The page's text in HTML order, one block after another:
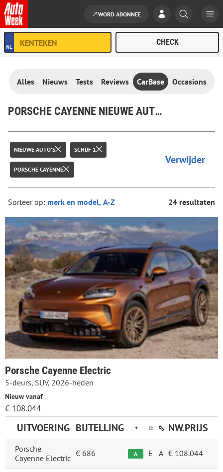
Ga naar de inhoud
WORD ABONNEE
Alles Nieuws Tests Reviews CarBase Occasions
PORSCHE CAYENNE NIEUWE AUTO'S
NIEUWE AUTO'S SCHIJF 1
PORSCHE CAYENNE
Verwijder
Sorteer op: 24 resultaten
Porsche Cayenne Electric
5-deurs, SUV, 2026-heden
Nieuw vanaf
€ 108.044
UITVOERING BIJTELLING NW.PRIJS
Porsche
Cayenne Electric € 686 A E A € 108.044